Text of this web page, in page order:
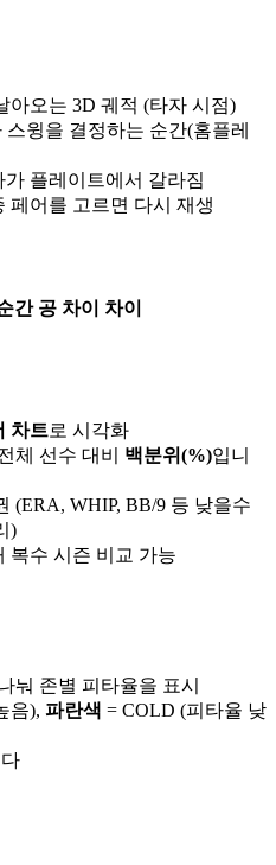
아오는 3D 궤적 (타자 시점)
윙을 결정하는 순간(홈플레
플레이트에서 갈라짐
페어를 고르면 다시 재생
간 공 차이
차이
차트로 시각화
체 선수 대비 백분위(%)입니
(ERA, WHIP, BB/9 등 낮을수
)
복수 시즌 비교 가능
눠 존별 피타율을 표시
음), 파란색 = COLD (피타율 낮